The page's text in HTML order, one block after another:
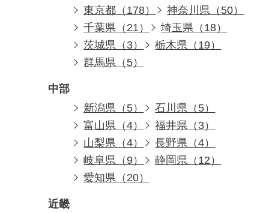
東京都（178）
神奈川県（50）
千葉県（21）
埼玉県（18）
茨城県（3）
栃木県（19）
群馬県（5）
中部
新潟県（5）
石川県（5）
富山県（4）
福井県（3）
山梨県（4）
長野県（4）
岐阜県（9）
静岡県（12）
愛知県（20）
近畿